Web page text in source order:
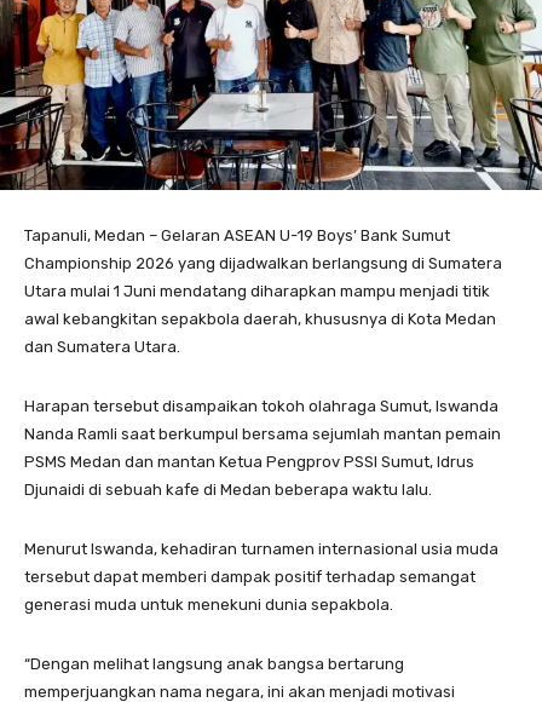
Tapanuli, Medan – Gelaran ASEAN U-19 Boys’ Bank Sumut
Championship 2026 yang dijadwalkan berlangsung di Sumatera
Utara mulai 1 Juni mendatang diharapkan mampu menjadi titik
awal kebangkitan sepakbola daerah, khususnya di Kota Medan
dan Sumatera Utara.
Harapan tersebut disampaikan tokoh olahraga Sumut, Iswanda
Nanda Ramli saat berkumpul bersama sejumlah mantan pemain
PSMS Medan dan mantan Ketua Pengprov PSSI Sumut, Idrus
Djunaidi di sebuah kafe di Medan beberapa waktu lalu.
Menurut Iswanda, kehadiran turnamen internasional usia muda
tersebut dapat memberi dampak positif terhadap semangat
generasi muda untuk menekuni dunia sepakbola.
“Dengan melihat langsung anak bangsa bertarung
memperjuangkan nama negara, ini akan menjadi motivasi